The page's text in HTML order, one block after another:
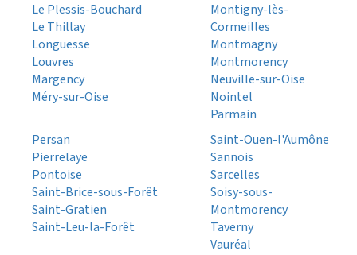
Le Plessis-Bouchard
Le Thillay
Longuesse
Louvres
Margency
Méry-sur-Oise
Montigny-lès-
Cormeilles
Montmagny
Montmorency
Neuville-sur-Oise
Nointel
Parmain
Persan
Pierrelaye
Pontoise
Saint-Brice-sous-Forêt
Saint-Gratien
Saint-Leu-la-Forêt
Saint-Ouen-l'Aumône
Sannois
Sarcelles
Soisy-sous-
Montmorency
Taverny
Vauréal